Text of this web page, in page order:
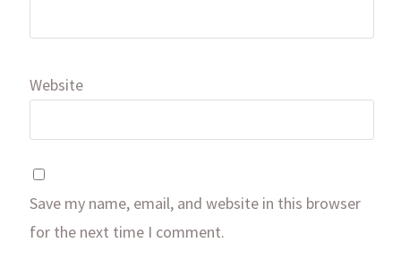
Website
Save my name, email, and website in this browser
for the next time I comment.